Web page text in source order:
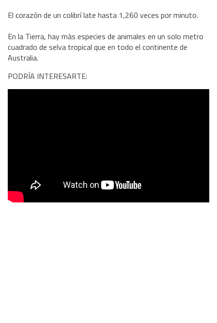
El corazón de un colibrí late hasta 1,260 veces por minuto.
En la Tierra, hay más especies de animales en un solo metro
cuadrado de selva tropical que en todo el continente de
Australia.
PODRÍA INTERESARTE: